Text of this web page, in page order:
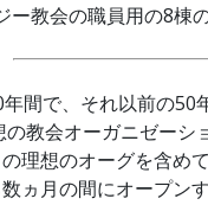
教会の職員用の8棟
間で、それ以前の50
教会オーガニゼーシ
理想のオーグを含め
ヵ月の間にオープン